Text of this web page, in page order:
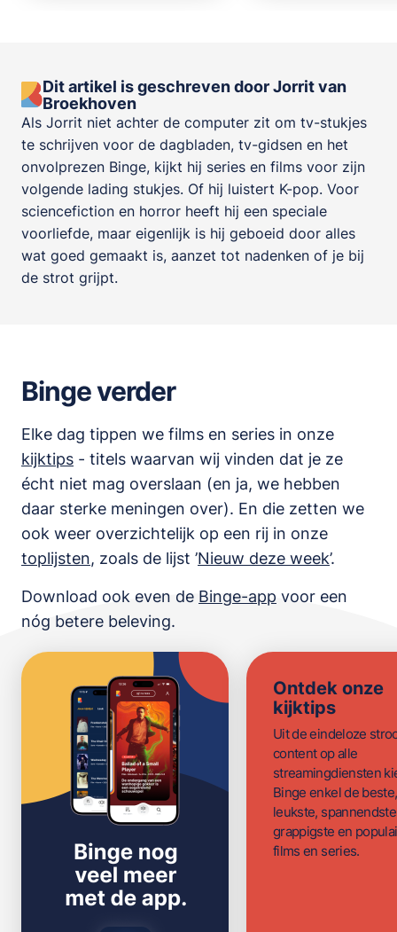
Dit artikel is geschreven door Jorrit van
Broekhoven
Als Jorrit niet achter de computer zit om tv-stukjes
te schrijven voor de dagbladen, tv-gidsen en het
onvolprezen Binge, kijkt hij series en films voor zijn
volgende lading stukjes. Of hij luistert K-pop. Voor
sciencefiction en horror heeft hij een speciale
voorliefde, maar eigenlijk is hij geboeid door alles
wat goed gemaakt is, aanzet tot nadenken of je bij
de strot grijpt.
Binge verder
Elke dag tippen we films en series in onze
kijktips - titels waarvan wij vinden dat je ze
écht niet mag overslaan (en ja, we hebben
daar sterke meningen over). En die zetten we
ook weer overzichtelijk op een rij in onze
toplijsten, zoals de lijst ’Nieuw deze week’.
Download ook even de Binge-app voor een
nóg betere beleving.
Ontdek onze
kijktips
Uit de eindeloze
content op alle
streamingdiensten
Binge enkel de beste,
leukste,
grappigste en
films en series.